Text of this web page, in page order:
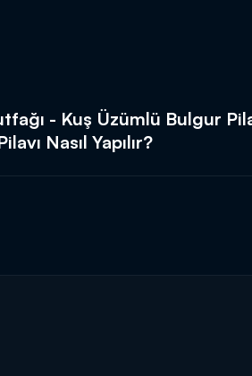
- Kuş Üzümlü Bulgur
Nasıl Yapılır?